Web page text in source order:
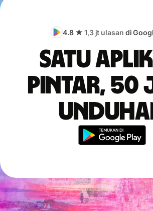
4.8 ★ 1,3 jt ulasan di
Satu
pintar, 50